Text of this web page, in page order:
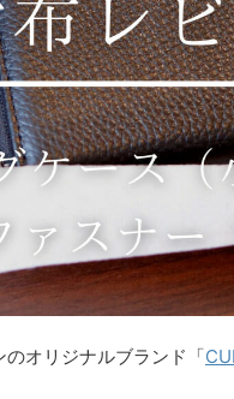
オリジナルブランド「